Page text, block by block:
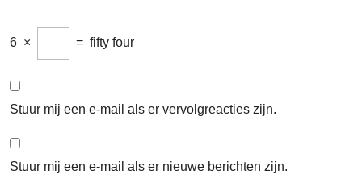
6 × = fifty four
Stuur mij een e-mail als er vervolgreacties zijn.
Stuur mij een e-mail als er nieuwe berichten zijn.